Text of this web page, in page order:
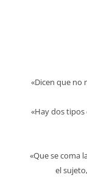
«Dicen que no
«Hay dos tipos
«Que se coma
el